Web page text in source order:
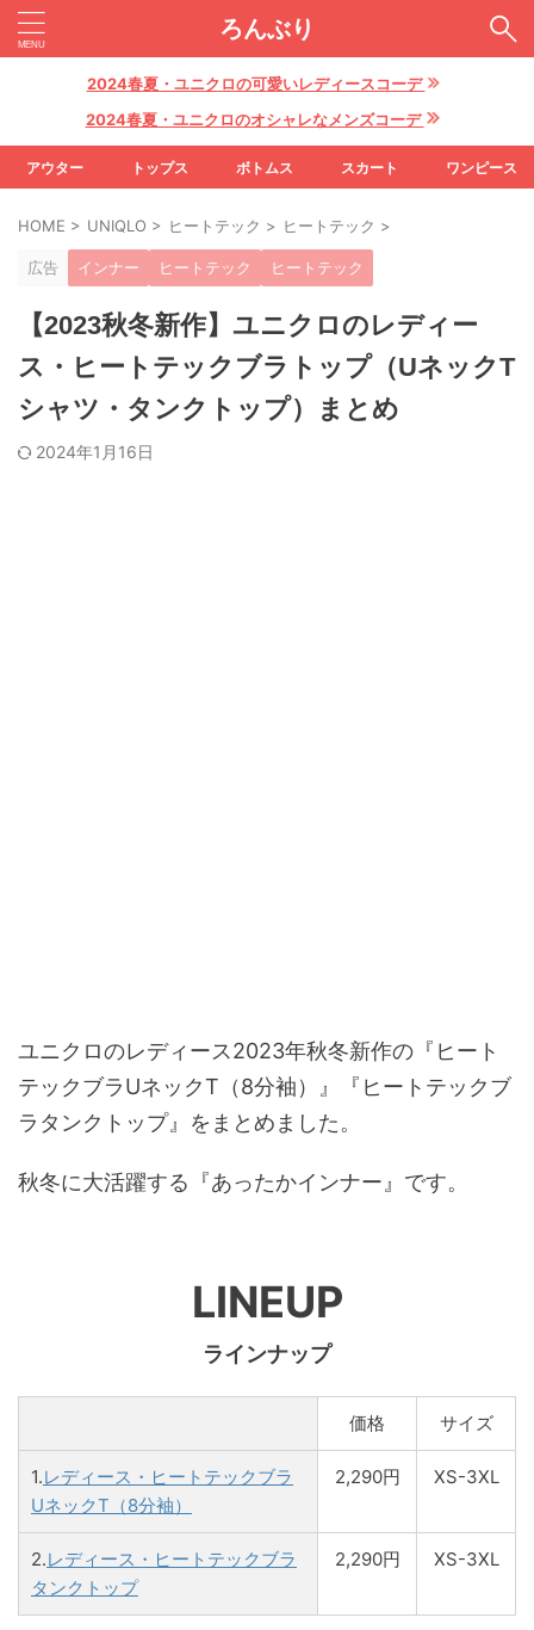
ろんぶり
2024春夏・ユニクロの可愛いレディースコーデ
2024春夏・ユニクロのオシャレなメンズコーデ
アウター トップス ボトムス スカート ワンピース
HOME > UNIQLO > ヒートテック > ヒートテック >
広告 インナー ヒートテック ヒートテック
【2023秋冬新作】ユニクロのレディー
ス・ヒートテックブラトップ（UネックT
シャツ・タンクトップ）まとめ
2024年1月16日
ユニクロのレディース2023年秋冬新作の『ヒート
テックブラUネックT（8分袖）』『ヒートテックブ
ラタンクトップ』をまとめました。
秋冬に大活躍する『あったかインナー』です。
LINEUP
ラインナップ
価格 サイズ
1.レディース・ヒートテックブラ
UネックT（8分袖）
2,290円 XS-3XL
2.レディース・ヒートテックブラ
タンクトップ
2,290円 XS-3XL